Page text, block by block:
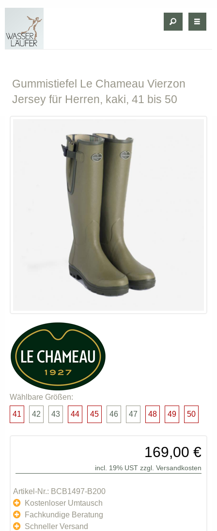
Gummistiefel Le Chameau Vierzon
Jersey für Herren, kaki, 41 bis 50
Wählbare Größen:
41 42 43 44 45 46 47 48 49 50
169,00 €
incl. 19% UST zzgl. Versandkosten
Artikel-Nr.: BCB1497-B200
Kostenloser Umtausch
Fachkundige Beratung
Schneller Versand